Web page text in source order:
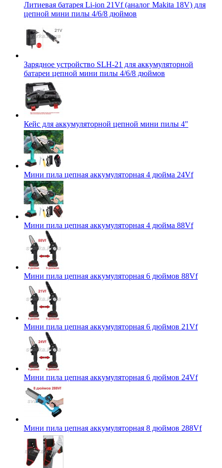
Литиевая батарея Li-ion 21Vf (аналог Makita 18V) для
цепной мини пилы 4/6/8 дюймов
Зарядное устройство SLH-21 для аккумуляторной
батареи цепной мини пилы 4/6/8 дюймов
Кейс для аккумуляторной цепной мини пилы 4"
Мини пила цепная аккумуляторная 4 дюйма 24Vf
Мини пила цепная аккумуляторная 4 дюйма 88Vf
Мини пила цепная аккумуляторная 6 дюймов 88Vf
Мини пила цепная аккумуляторная 6 дюймов 21Vf
Мини пила цепная аккумуляторная 6 дюймов 24Vf
Мини пила цепная аккумуляторная 8 дюймов 288Vf